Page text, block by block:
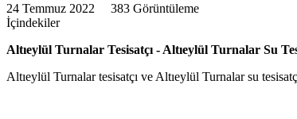
24 Temmuz 2022 383 Görüntüleme
İçindekiler
Altıeylül Turnalar Tesisatçı - Altıeylül Turnalar Su
Altıeylül Turnalar tesisatçı ve Altıeylül Turnalar su